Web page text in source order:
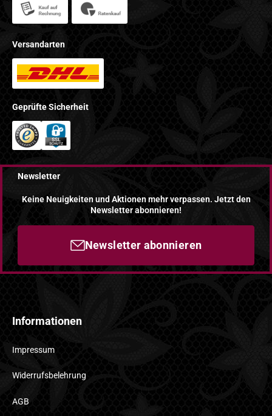
Versandarten
Geprüfte Sicherheit
Newsletter
Keine Neuigkeiten und Aktionen mehr verpassen. Jetzt den
Newsletter abonnieren!
Newsletter abonnieren
Informationen
Impressum
Widerrufsbelehrung
AGB